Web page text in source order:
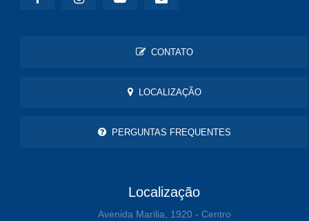
CONTATO
LOCALIZAÇÃO
PERGUNTAS FREQUENTES
Localização
Avenida Marilia, 1920 - Centro